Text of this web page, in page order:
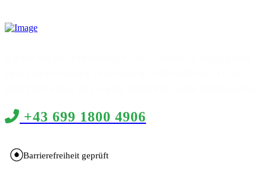
+43 699 1800 4906
Barrierefreiheit geprüft